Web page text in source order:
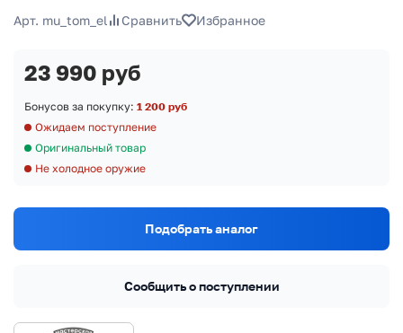
Арт. mu_tom_el Сравнить Избранное
23 990 руб
Бонусов за покупку: 1 200 руб
Ожидаем поступление
Оригинальный товар
Не холодное оружие
Подобрать аналог
Сообщить о поступлении